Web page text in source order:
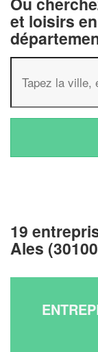
et loisirs
19
Ales